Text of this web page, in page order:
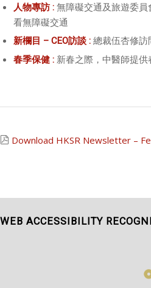
人物專訪 : 無障礙交通及旅遊委
看無障礙交通
新欄目 – CEO訪談 : 總裁伍杏修
春季保健 : 新春之際，中醫師提
Download HKSR Newsletter –
WEB ACCESSIBILITY